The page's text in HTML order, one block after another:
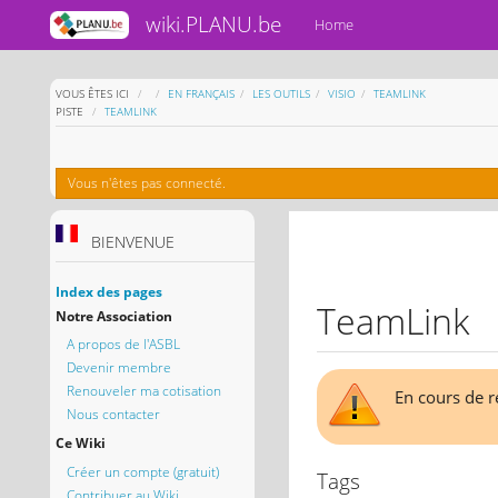
wiki.PLANU.be Home
VOUS ÊTES ICI HOMEEN FRANÇAIS LES OUTILS VISIO
TEAMLINK
PISTE
TEAMLINK
Vous n'êtes pas connecté.
BIENVENUE
Index des pages
Notre Association
A propos de l'ASBL
Devenir membre
Renouveler ma cotisation
Nous contacter
Ce Wiki
Créer un compte (gratuit)
TeamLink
En cours de
Tags